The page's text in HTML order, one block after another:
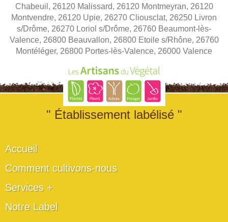
Chabeuil, 26120 Malissard, 26120 Montmeyran, 26120
Montvendre, 26120 Upie, 26270 Cliousclat, 26250 Livron
s/Drôme, 26270 Loriol s/Drôme, 26760 Beaumont-lès-
Valence, 26800 Beauvallon, 26800 Etoile s/Rhône, 26760
Montéléger, 26800 Portes-lès-Valence, 26000 Valence
" Établissement labélisé "
Accueil
Comment cultivons-nous
Services +
Notre Label